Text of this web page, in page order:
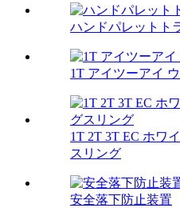
ハンドパレットト
1T アイツーアイ
1T 2T 3T EC ホワ
スリング
安全落下防止装置